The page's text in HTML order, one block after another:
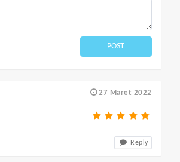
POST
27 Maret 2022
Reply